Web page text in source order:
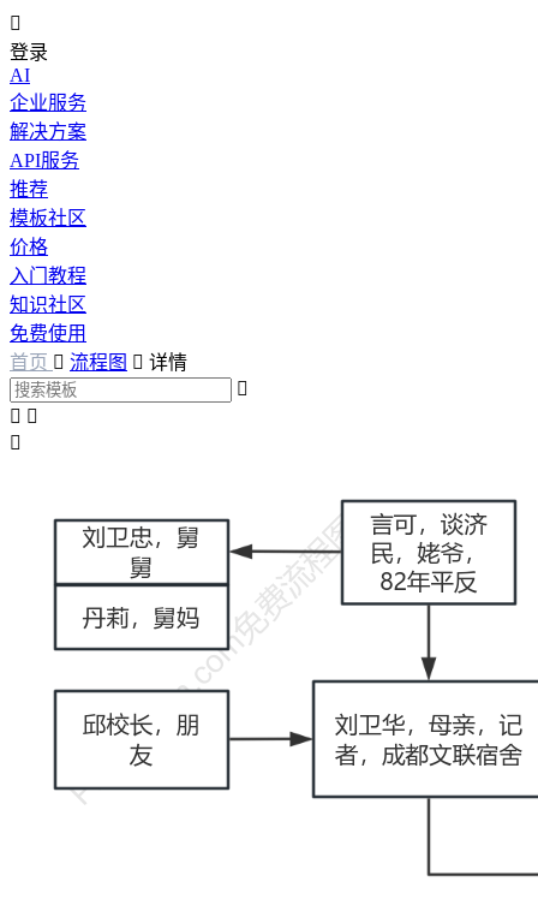

登录
AI
企业服务
解决方案
API服务
推荐
模板社区
价格
入门教程
知识社区
免费使用
首页  流程图  详情

 
